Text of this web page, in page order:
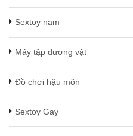
Sextoy nam
Máy tập dương vật
Đồ chơi hậu môn
Sextoy Gay